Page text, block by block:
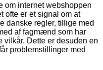
om internet webshoppen
ofte er et signal om at
danske regler, tillige med
af fagmænd som har
Dette er desuden en
problemstillinger med